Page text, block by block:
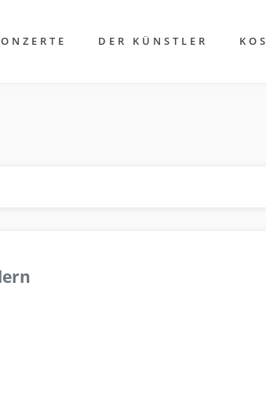
DER KÜNSTLER